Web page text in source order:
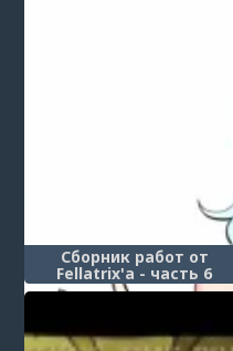
Сборник работ от
Fellatrix'а - часть 6